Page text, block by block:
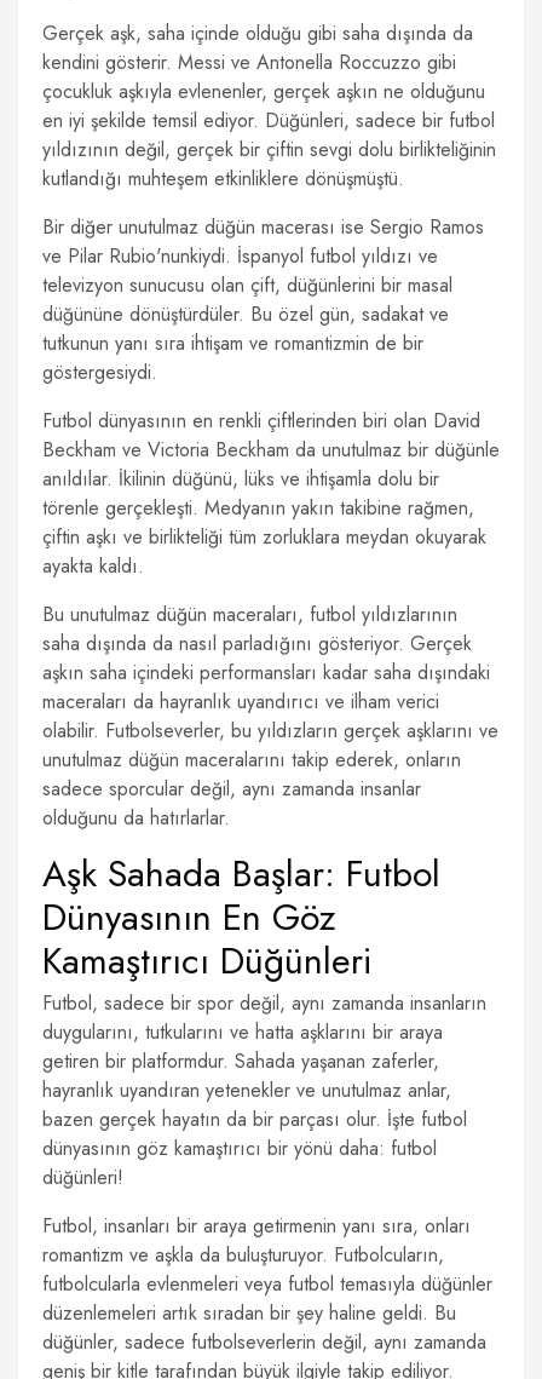
Gerçek aşk, saha içinde olduğu gibi saha dışında da
kendini gösterir. Messi ve Antonella Roccuzzo gibi
çocukluk aşkıyla evlenenler, gerçek aşkın ne olduğunu
en iyi şekilde temsil ediyor. Düğünleri, sadece bir futbol
yıldızının değil, gerçek bir çiftin sevgi dolu birlikteliğinin
kutlandığı muhteşem etkinliklere dönüşmüştü.
Bir diğer unutulmaz düğün macerası ise Sergio Ramos
ve Pilar Rubio'nunkiydi. İspanyol futbol yıldızı ve
televizyon sunucusu olan çift, düğünlerini bir masal
düğününe dönüştürdüler. Bu özel gün, sadakat ve
tutkunun yanı sıra ihtişam ve romantizmin de bir
göstergesiydi.
Futbol dünyasının en renkli çiftlerinden biri olan David
Beckham ve Victoria Beckham da unutulmaz bir düğünle
anıldılar. İkilinin düğünü, lüks ve ihtişamla dolu bir
törenle gerçekleşti. Medyanın yakın takibine rağmen,
çiftin aşkı ve birlikteliği tüm zorluklara meydan okuyarak
ayakta kaldı.
Bu unutulmaz düğün maceraları, futbol yıldızlarının
saha dışında da nasıl parladığını gösteriyor. Gerçek
aşkın saha içindeki performansları kadar saha dışındaki
maceraları da hayranlık uyandırıcı ve ilham verici
olabilir. Futbolseverler, bu yıldızların gerçek aşklarını ve
unutulmaz düğün maceralarını takip ederek, onların
sadece sporcular değil, aynı zamanda insanlar
olduğunu da hatırlarlar.
Aşk Sahada Başlar: Futbol
Dünyasının En Göz
Kamaştırıcı Düğünleri
Futbol, sadece bir spor değil, aynı zamanda insanların
duygularını, tutkularını ve hatta aşklarını bir araya
getiren bir platformdur. Sahada yaşanan zaferler,
hayranlık uyandıran yetenekler ve unutulmaz anlar,
bazen gerçek hayatın da bir parçası olur. İşte futbol
dünyasının göz kamaştırıcı bir yönü daha: futbol
düğünleri!
Futbol, insanları bir araya getirmenin yanı sıra, onları
romantizm ve aşkla da buluşturuyor. Futbolcuların,
futbolcularla evlenmeleri veya futbol temasıyla düğünler
düzenlemeleri artık sıradan bir şey haline geldi. Bu
düğünler, sadece futbolseverlerin değil, aynı zamanda
geniş bir kitle tarafından büyük ilgiyle takip ediliyor.